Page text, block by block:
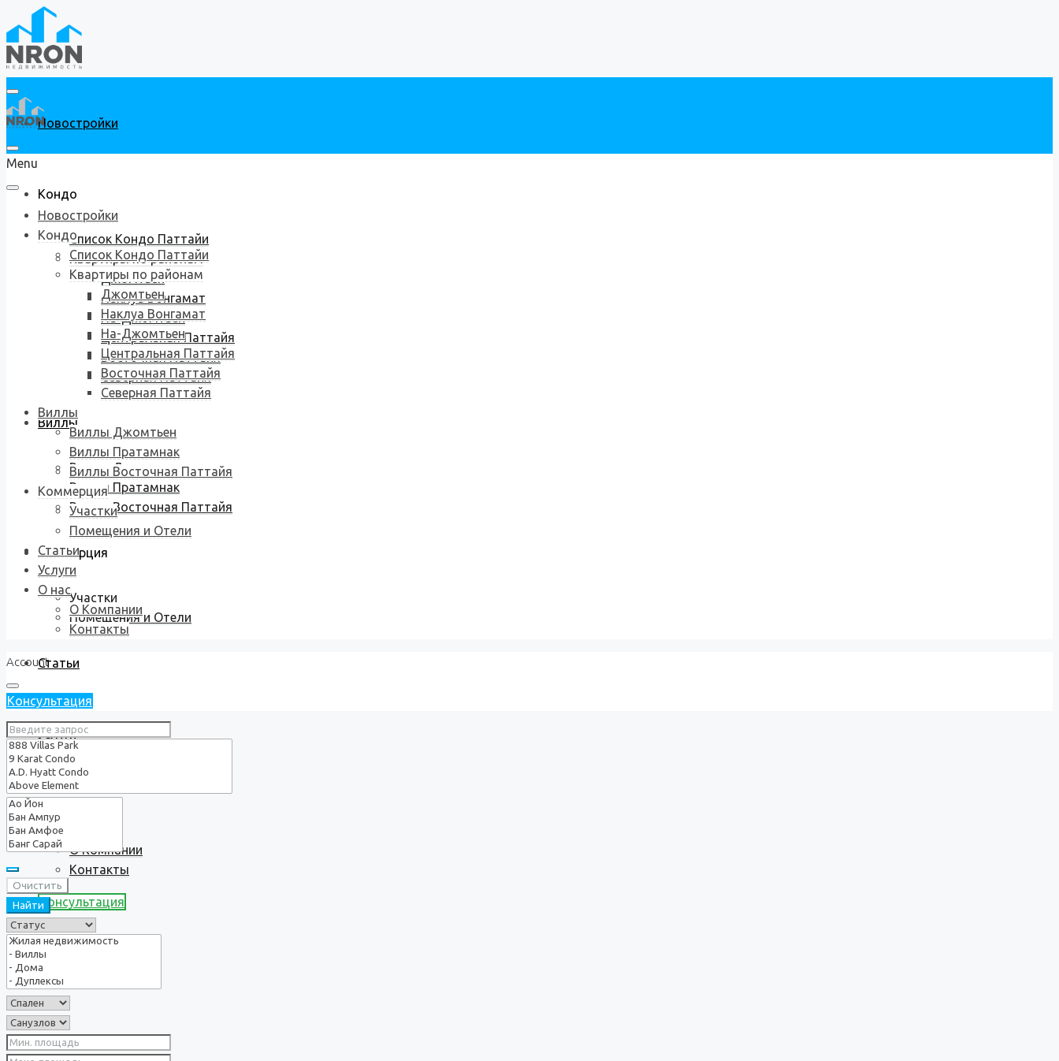
Новостройки
Кондо
Список Кондо Паттайи
Квартиры по районам
Джомтьен
Наклуа Вонгамат
На-Джомтьен
Центральная Паттайя
Восточная Паттайя
Северная Паттайя
Виллы
Виллы Джомтьен
Виллы Пратамнак
Виллы Восточная Паттайя
Коммерция
Участки
Помещения и Отели
Статьи
Услуги
О нас
О Компании
Контакты
Консультация
Menu
Новостройки
Кондо
Список Кондо Паттайи
Квартиры по районам
Джомтьен
Наклуа Вонгамат
На-Джомтьен
Центральная Паттайя
Восточная Паттайя
Северная Паттайя
Виллы
Виллы Джомтьен
Виллы Пратамнак
Виллы Восточная Паттайя
Коммерция
Участки
Помещения и Отели
Статьи
Услуги
О нас
О Компании
Контакты
Account
Консультация
Очистить
Найти